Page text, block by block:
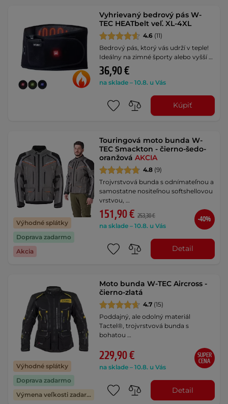
Vyhrievaný bedrový pás W-
TEC HEATbelt veľ. XL-4XL
4.6 (11)
Bedrový pás, ktorý vás udrží v teple!
Ideálny na zimné športy alebo vyšší …
36,90 €
na sklade – 10.8. u Vás
Kúpiť
Výhodné splátky
Doprava zadarmo
Akcia
Touringová moto bunda W-
TEC Smackton - čierno-šedo-
oranžováAKCIA
4.8 (9)
Trojvrstvová bunda s odnímateľnou a
samostatne nositeľnou softshellovou
vrstvou, …
151,90 € 253,30 €
na sklade – 10.8. u Vás
-40%
Detail
Výhodné splátky
Doprava zadarmo
Výmena veľkosti zadarmo
Moto bunda W-TEC Aircross -
čierno-zlatá
4.7 (15)
Poddajný, ale odolný materiál
Tactel®, trojvrstvová bunda s
bohatou …
229,90 €
na sklade – 10.8. u Vás
SUPER
CENA
Detail